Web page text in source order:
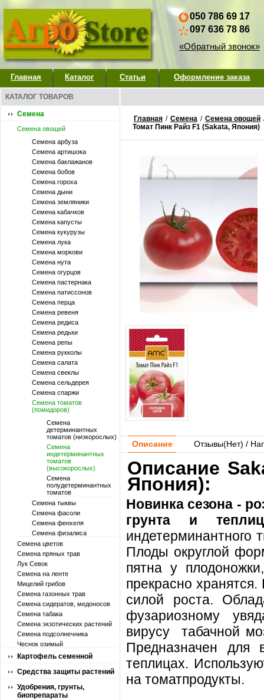
050 786 69 17
097 636 78 86
«Обратный звонок»
Главная Каталог Статьи Оформление заказа
КАТАЛОГ ТОВАРОВ
Семена
Семена овощей
Семена арбуза
Семена артишока
Семена баклажанов
Семена бобов
Семена гороха
Семена дыни
Семена земляники
Семена кабачков
Семена капусты
Семена кукурузы
Семена лука
Семена моркови
Семена нута
Семена огурцов
Семена пастернака
Семена патиссонов
Семена перца
Семена ревеня
Семена редиса
Семена редьки
Семена репы
Семена рукколы
Семена салата
Семена свеклы
Семена сельдерея
Семена спаржи
Семена томатов
(помидоров)
Семена
детерминантных
томатов (низкорослых)
Семена
индетерминантных
томатов
(высокорослых)
Семена
полудетерминантных
томатов
Семена тыквы
Семена фасоли
Семена фенхеля
Семена физалиса
Семена цветов
Семена пряных трав
Лук Севок
Семена на ленте
Мицелий грибов
Семена газонных трав
Семена сидератов, медоносов
Семена табака
Семена экзотических растений
Семена подсолнечника
Чеснок озимый
Картофель семенной
Средства защиты растений
Удобрения, грунты,
биопрепараты
Главная / Семена / Семена овощей
Томат Пинк Райз F1 (Sakata, Япония)
Описание Отзывы(Нет) /
Описание
Япония):
Новинка сезона -
грунта и
индетерминантного
Плоды округлой
пятна у
прекрасно
силой роста.
фузариозному
вирусу табачной
Предназначен для
теплицах.
на томатпродукты.